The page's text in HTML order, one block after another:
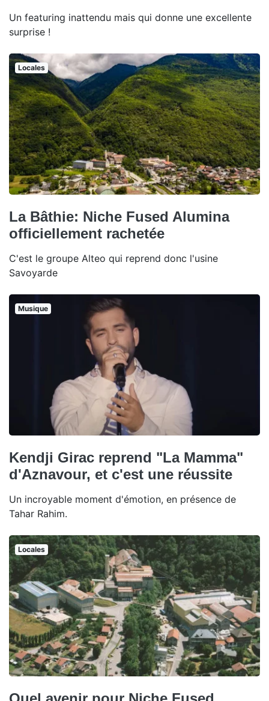
Un featuring inattendu mais qui donne une excellente
surprise !
Locales
La Bâthie: Niche Fused Alumina
officiellement rachetée
C'est le groupe Alteo qui reprend donc l'usine
Savoyarde
Musique
Kendji Girac reprend "La Mamma"
d'Aznavour, et c'est une réussite
Un incroyable moment d'émotion, en présence de
Tahar Rahim.
Locales